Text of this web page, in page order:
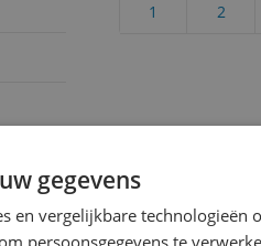
2
1
gegevens
en vergelijkbare technologieën
persoonsgegevens te